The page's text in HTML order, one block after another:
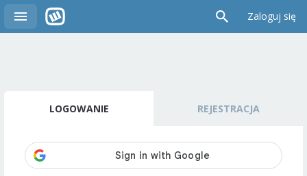
Zaloguj się
LOGOWANIE REJESTRACJA